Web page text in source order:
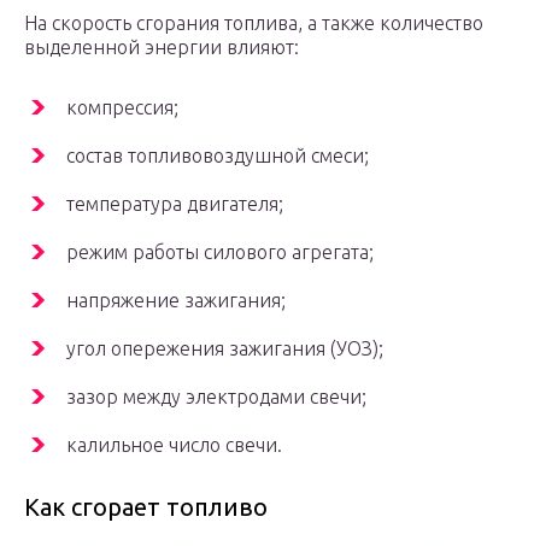
На скорость сгорания топлива, а также количество
выделенной энергии влияют:
компрессия;
состав топливовоздушной смеси;
температура двигателя;
режим работы силового агрегата;
напряжение зажигания;
угол опережения зажигания (УОЗ);
зазор между электродами свечи;
калильное число свечи.
Как сгорает топливо